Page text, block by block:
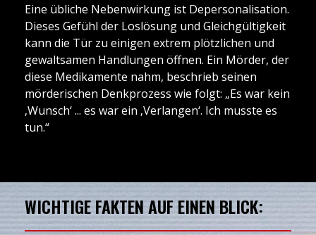
Eine übliche Nebenwirkung ist Depersonalisation.
Dieses Gefühl der Loslösung und Gleichgültigkeit
kann die Tür zu einigen extrem plötzlichen und
gewaltsamen Handlungen öffnen. Ein Mörder, der
diese Medikamente nahm, beschrieb seinen
mörderischen Denkprozess wie folgt: „Es war kein
‚Wunsch‘ ... es war ein ‚Verlangen‘. Ich musste es
tun.“
WICHTIGE FAKTEN AUF EINEN BLICK: